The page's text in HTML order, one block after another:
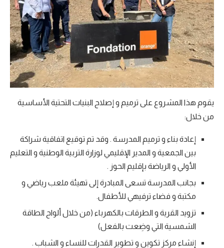
يقوم هذا المشروع على ترميم و إصلاح البنيات التحتية الأساسية
من خلال:
إعادة بناء و ترميم المدرسة . وقد تم توقيع اتفاقية شراكة
بين الجمعية و المدير الإقليمي لوزارة التربية الوطنية و التعليم
الأولي و الرياضة بإقليم الحوز .
بجانب المدرسة تسعى المبادرة إلى تهيئة ملعب رياضي و
مكتبة و فضاء ترفيهي للأطفال.
تزويد القرية و الطرقات بالكهرباء (من خلال ألواح الطاقة
الشمسية التي وضِعت بالفعل)
إنشاء مركز تكوين و تطوير القدرات للنساء و الشباب .